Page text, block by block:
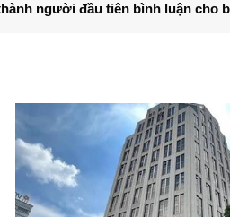
người đầu tiên bình luận cho